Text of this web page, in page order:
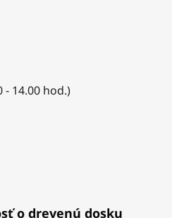
- 14.00 hod.)
o drevenú dosku